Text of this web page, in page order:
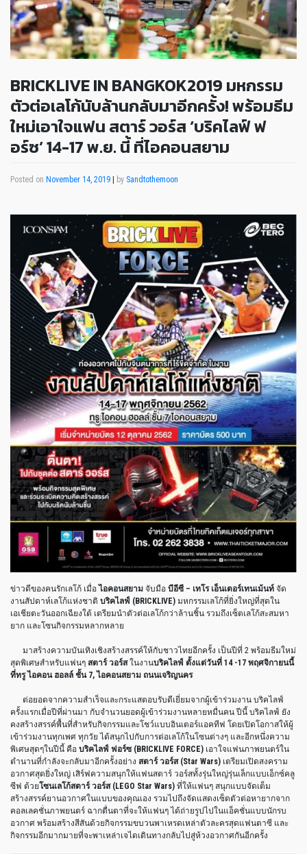
BRICKLIVE IN BANGKOK2019 มหกรรม
ตัวต่อเลโก้นับล้านกลับมาอีกครั้ง! พร้อมธีม
ใหม่เอาใจแฟน สตาร์ วอร์ส ‘บริคไลฟ์ ฟ
อร์ซ’ 14-17 พ.ย. นี้ ที่ไอคอนสยาม
Posted on November 14, 2019 | by Sandtothemoon
ข่าวดีของคนรักเลโก้ เมื่อ ไอคอนสยาม จับมือ บีอีซี – เทโร เอ็นเตอร์เทนเม้นท์ จัด
งานสัปดาห์เลโก้แห่งชาติ บริคไลฟ์ (BRICKLIVE) มหกรรมเลโก้ที่ยิ่งใหญ่ที่สุดใน
เอเชียตะวันออกเฉียงใต้ เตรียมนำตัวต่อเลโก้กว่าล้านชิ้น รวมถึงเซ็ตเลโก้สะสมหา
ยาก และโซนกิจกรรมหลากหลาย
มาสร้างความบันเทิงเชิงสร้างสรรค์ให้กับชาวไทยอีกครั้ง เป็นปีที่ 2 พร้อมธีมใหม่
สุดพิเศษสำหรับแฟนๆ สตาร์ วอร์สในงานบริคไลฟ์ ตั้งแต่วันที่ 14 -17 พฤศจิกายนนี้
ที่ทรู ไอคอน ฮอลล์ ชั้น 7, ไอคอนสยาม ถนนเจริญนคร
ต่อยอดจากความสำเร็จและกระแสตอบรับดีเยี่ยมจากผู้เข้าร่วมงาน บริคไลฟ์
ครั้งแรกเมื่อปีที่ผ่านมา กับจำนวนยอดผู้เข้าร่วมงานหลายหมื่นคน ปีนี้ บริคไลฟ์ ยัง
คงสร้างสรรค์พื้นที่สำหรับกิจกรรมและโชว์แบบอินเตอร์แอคทีฟ โดยเปิดโอกาสให้ผู้
เข้าร่วมงานทุกเพศ ทุกวัย ได้สนุกไปกับการต่อเลโก้ในโซนต่างๆ และอีกหนึ่งความ
พิเศษสุดๆในปีนี้ คือ บริคไลฟ์ ฟอร์ซ (BRICKLIVE FORCE) เอาใจแฟนภาพยนตร์ใน
ตำนานที่กำลังจะกลับมาอีกครั้งอย่าง สตาร์ วอร์ส (Star Wars) เตรียมเปิดสงคราม
อวกาศสุดยิ่งใหญ่ เสิร์ฟความสนุกให้แฟนสตาร์ วอร์สทั้งรุ่นใหญ่รุ่นเล็กแบบเอ็กซ์คลู
ซีฟ ด้วยโซนเลโก้สตาร์ วอร์ส (LEGO Star Wars) ที่ให้แฟนๆ สนุกแบบจัดเต็ม
สร้างสรรค์ยานอวกาศในแบบของคุณเอง รวมไปถึงจัดแสดงเซ็ตตัวต่อหายากจาก
คอลเลคชั่นภาพยนตร์ ฉากตื่นตาที่จะให้แฟนๆ ได้ถ่ายรูปไปในแอ็คชั่นแบบนักรบ
อวกาศ พร้อมสร้างสีสันด้วยกิจกรรมขบวนพาเหรดเหล่าตัวละครสุดแฟนตาซี และ
กิจกรรมอีกมากมายที่จะพาเหล่าเจไดเดินทางกลับไปสู่ห้วงอวกาศกันอีกครั้ง